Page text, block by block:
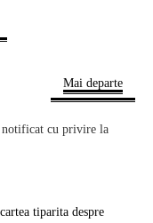
Mai departe
cu privire la
tiparita despre